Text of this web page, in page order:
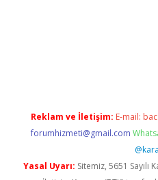
Reklam ve İletişim: E-mail:
forumhizmeti@gmail.com
Yasal Uyarı: Sitemiz, 5651